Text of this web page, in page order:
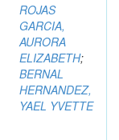
ROJAS
GARCIA,
AURORA
ELIZABETH;
BERNAL
HERNANDEZ,
YAEL YVETTE